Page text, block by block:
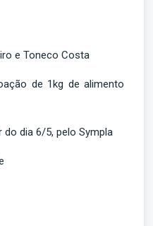
e Toneco Costa
de 1kg de alimento
dia 6/5, pelo Sympla